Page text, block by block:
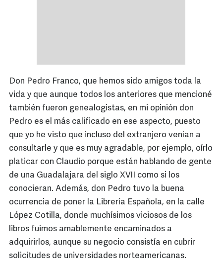
Don Pedro Franco, que hemos sido amigos toda la
vida y que aunque todos los anteriores que mencioné
también fueron genealogistas, en mi opinión don
Pedro es el más calificado en ese aspecto, puesto
que yo he visto que incluso del extranjero venían a
consultarle y que es muy agradable, por ejemplo, oírlo
platicar con Claudio porque están hablando de gente
de una Guadalajara del siglo XVII como si los
conocieran. Además, don Pedro tuvo la buena
ocurrencia de poner la Librería Española, en la calle
López Cotilla, donde muchísimos viciosos de los
libros fuimos amablemente encaminados a
adquirirlos, aunque su negocio consistía en cubrir
solicitudes de universidades norteamericanas.